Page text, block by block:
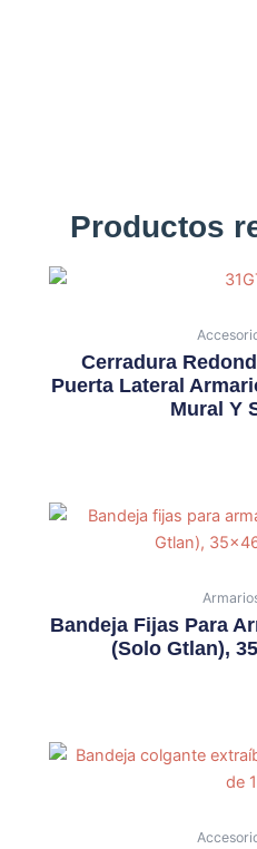
Productos
Cerradura
Puerta Lateral
Mural Y
Bandeja Fijas Para
(solo Gtlan),